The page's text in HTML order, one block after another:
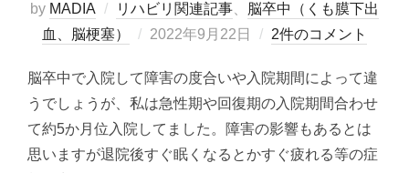
by MADIA リハビリ関連記事
脳卒中（くも膜下出
血、脳梗塞）
投
日:
2022年9月22日 2件のコメント
脳卒中で入院して障害の度合いや入院期間によって違
うでしょうが、私は急性期や回復期の入院期間合わせ
て約5か月位入院してました。障害の影響もあるとは
思いますが退院後すぐ眠くなるとかすぐ疲れる等の症